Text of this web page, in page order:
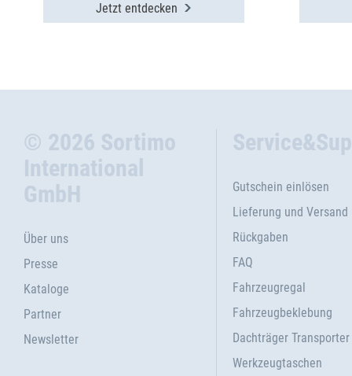
Jetzt entdecken
© 2026 Sortimo
International
GmbH
Über uns
Presse
Kataloge
Partner
Newsletter
Gutschein einlösen
Lieferung und Versand
Rückgaben
FAQ
Fahrzeugregal
Fahrzeugbeklebung
Dachträger Transporter
Werkzeugtaschen